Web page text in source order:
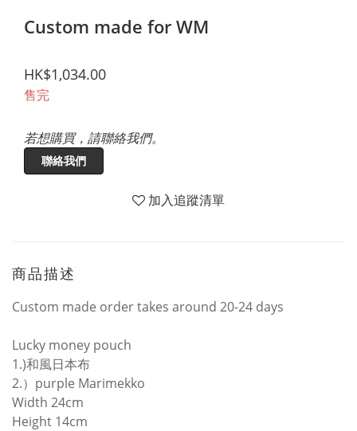
Custom made for WM
HK$1,034.00
售完
若想購買，請聯絡我們。
聯絡我們
加入追蹤清單
商品描述
Custom made order takes around 20-24 days
Lucky money pouch
1.)和風日本布
2.）purple Marimekko
Width 24cm
Height 14cm